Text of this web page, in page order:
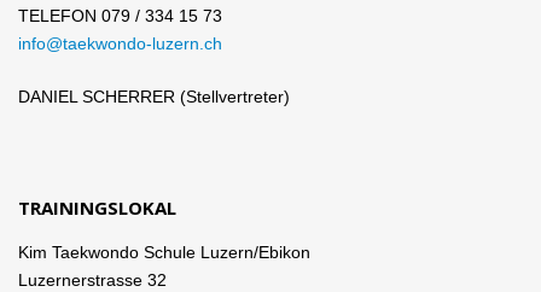
TELEFON 079 / 334 15 73
info@taekwondo-luzern.ch
DANIEL SCHERRER (Stellvertreter)
TRAININGSLOKAL
Kim Taekwondo Schule Luzern/Ebikon
Luzernerstrasse 32